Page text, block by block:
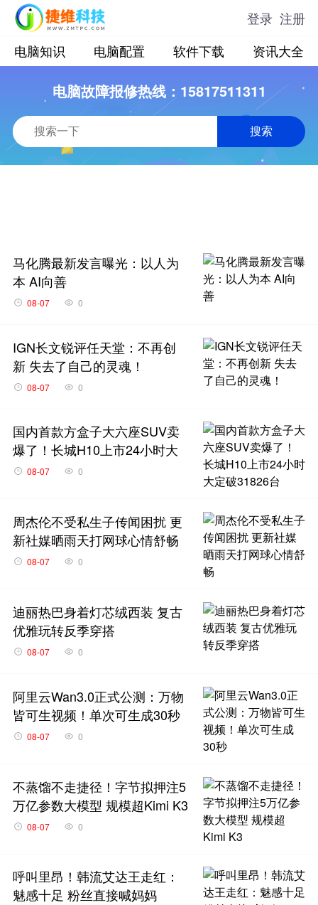
登录 注册
电脑知识
电脑配置 软件下载 资讯大全
电脑故障报修热线：15817511311
搜索
马化腾最新发言曝光：以人为
本 AI向善
08-07 0
IGN长文锐评任天堂：不再创
新 失去了自己的灵魂！
08-07 0
国内首款方盒子大六座SUV卖
爆了！长城H10上市24小时大
定破31826台
08-07 0
周杰伦不受私生子传闻困扰 更
新社媒晒雨天打网球心情舒畅
08-07 0
迪丽热巴身着灯芯绒西装 复古
优雅玩转反季穿搭
08-07 0
阿里云Wan3.0正式公测：万物
皆可生视频！单次可生成30秒
08-07 0
不蒸馏不走捷径！字节拟押注5
万亿参数大模型 规模超Kimi K3
08-07 0
呼叫里昂！韩流艾达王走红：
魅感十足 粉丝直接喊妈妈